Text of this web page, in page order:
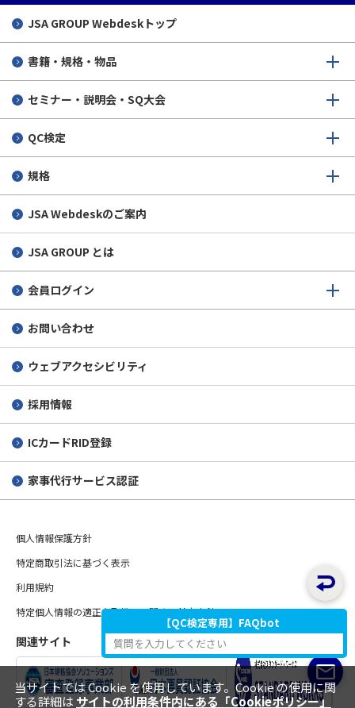
合格者の声 4級
「QC検定最初の一歩」
変更・キャンセル
申込後から試験当日まで
受検後
その他
JSA GROUP Webdeskトップ
書籍・規格・物品
セミナー・説明会・SQ大会
QC検定
規格
JSA Webdeskのご案内
JSA GROUP とは
会員ログイン
お問い合わせ
ウェブアクセシビリティ
採用情報
ICカードRID登録
家事代行サービス認証
個人情報保護方針
特定商取引法に基づく表示
利用規約
特定個人情報の適正な取扱いに関する基本方針
関連サイト
当サイトでは Cookie を使用しています。Cookie の使用に関
する詳細は サイトの利用条件内にある「Cookieポリシー」
【QC検定専用】FAQbot
質問を入力してください